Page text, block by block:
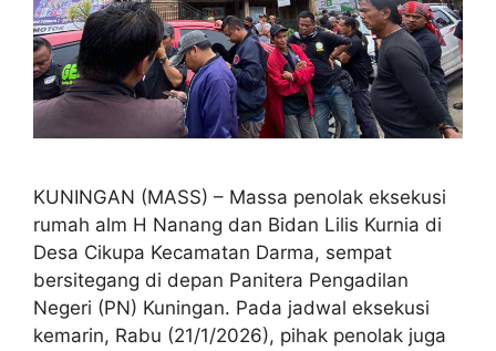
KUNINGAN (MASS) – Massa penolak eksekusi
rumah alm H Nanang dan Bidan Lilis Kurnia di
Desa Cikupa Kecamatan Darma, sempat
bersitegang di depan Panitera Pengadilan
Negeri (PN) Kuningan. Pada jadwal eksekusi
kemarin, Rabu (21/1/2026), pihak penolak juga